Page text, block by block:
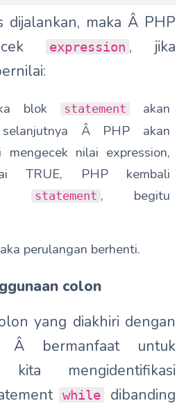
dijalankan, maka Â PHP
expression , jika
blok statement
akan
selanjutnya Â PHP akan
mengecek nilai expression,
TRUE, PHP kembali
statement , begitu
perulangan berhenti.
colon
yang diakhiri dengan
Â bermanfaat untuk
kita mengidentifikasi
while
dibanding